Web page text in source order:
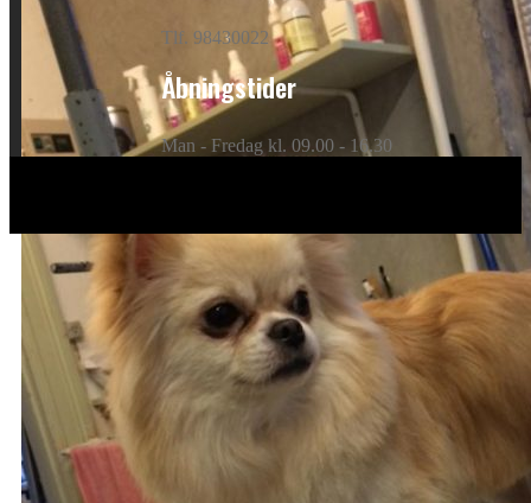
Tlf. 98430022
Åbningstider
Man - Fredag kl. 09.00 - 16.30